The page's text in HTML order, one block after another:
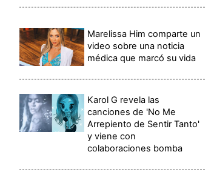
Marelissa Him comparte un
video sobre una noticia
médica que marcó su vida
Karol G revela las
canciones de 'No Me
Arrepiento de Sentir Tanto'
y viene con
colaboraciones bomba